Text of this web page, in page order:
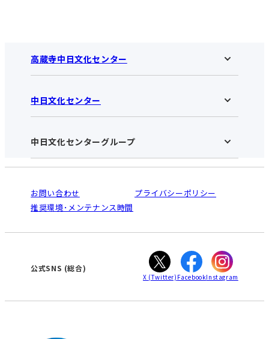
高蔵寺中日文化センター
高蔵寺中日文化センターHOME
お知らせ
アクセス･営業時間
お申し込みの流れ
入会と受講のご案内
中日文化センター
中日文化センターHOME
中日文化センターとは
受講規約・会員特典
ご利用ガイド
オンライン講座受講の手順
WEBサイトのよくある質問
中日文化センターグループ
南大高
犬山
高蔵寺
大垣
津
お問い合わせ
プライバシーポリシー
推奨環境･メンテナンス時間
公式SNS (総合)
X (Twitter) FacebookInstagram